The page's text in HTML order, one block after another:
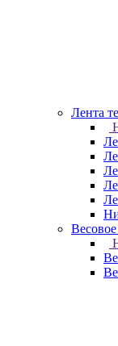
Лента